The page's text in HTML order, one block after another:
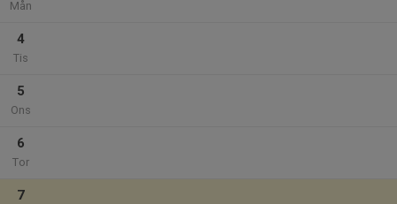
Mån
4
Tis
5
Ons
6
Tor
7